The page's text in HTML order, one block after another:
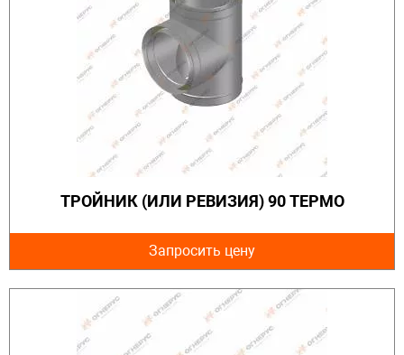
ТРОЙНИК (ИЛИ РЕВИЗИЯ) 90 ТЕРМО
Запросить цену